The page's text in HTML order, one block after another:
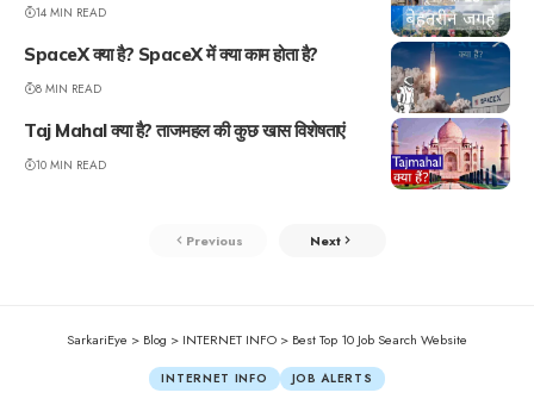
14 MIN READ
SpaceX क्या है? SpaceX में क्या काम होता है?
8 MIN READ
Taj Mahal क्या है? ताजमहल की कुछ खास विशेषताएं
10 MIN READ
Previous Next
SarkariEye > Blog > INTERNET INFO > Best Top 10 Job Search Website
INTERNET INFO JOB ALERTS